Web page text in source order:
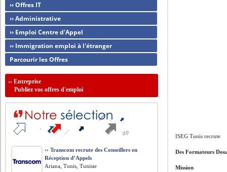
ISEG Tunis recrute
Des Formateurs
Mission
›› Offres IT
›› Administrative
›› Emploi Centre d'Appel
›› Immigration emploi à l'étranger
Parcourir les Offres
››Entreprise
Publiez vos offres d'emploi
›› Transcom recrute des Conseillers en
Réception d’Appels
Ariana, Tunis, Tunisie